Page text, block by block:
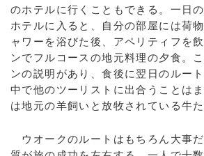
のホテルに行くこともできる。一日
ホテルに入ると、自分の部屋には荷
ャワーを浴びた後、アペリティフを
ンでフルコースの地元料理の夕食。
ンの説明があり、食後に翌日のルー
中で他のツーリストに出合うことは
は地元の羊飼いと放牧されている牛た
ウオークのルートはもちろん大事